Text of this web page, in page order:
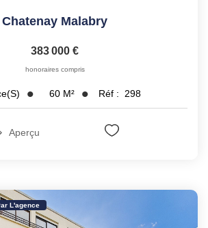
Chatenay Malabry
383 000 €
honoraires compris
60 M² Réf : 298
Aperçu
L'agence